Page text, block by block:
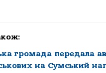
громада передала
на Сумський